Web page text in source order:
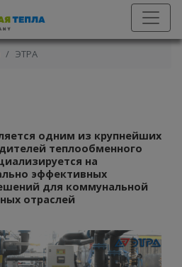
ЭТРА
одним из крупнейших
теплообменного
на
эффективных
для коммунальной
отраслей